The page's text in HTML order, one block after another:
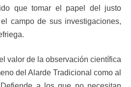
que tomar el papel del justo
campo de sus investigaciones,
valor de la observación científica
del Alarde Tradicional como al